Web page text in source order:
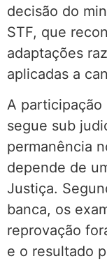
decisão do
STF, que
adaptações
aplicadas a
A participação
segue sub
permanência
depende de
Justiça.
banca, os
reprovação
e o resultado